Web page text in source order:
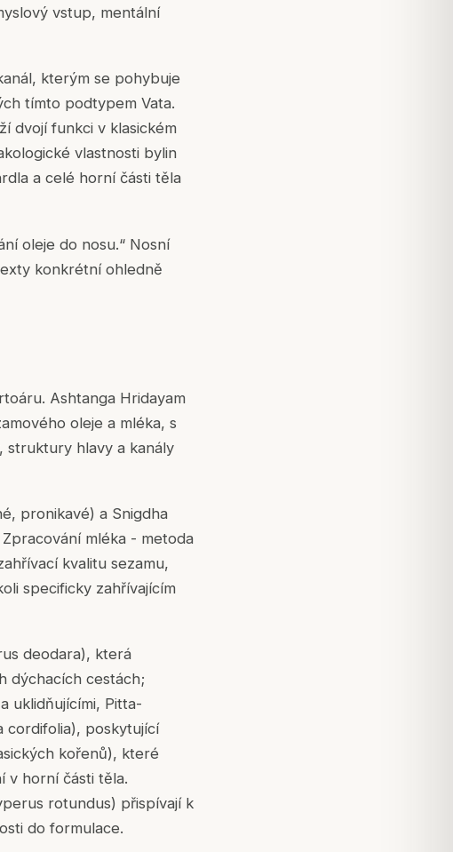
vstup, mentální
kterým se pohybuje
tímto podtypem Vata.
dvojí funkci v klasickém
vlastnosti bylin
a celé horní části těla
oleje do nosu.“ Nosní
konkrétní ohledně
Ashtanga Hridayam
oleje a mléka, s
struktury hlavy a kanály
pronikavé) a Snigdha
mléka - metoda
kvalitu sezamu,
specificky zahřívajícím
deodara), která
dýchacích cestách;
uklidňujícími, Pitta-
cordifolia), poskytující
kořenů), které
v horní části těla.
rotundus) přispívají k
do formulace.